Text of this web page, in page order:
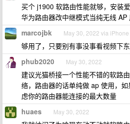
买个 j1900 软路由性能就够，安装
华为路由器改中继模式当纯无线 AP
marcojbk May 30, 2022 via iPhone
够用了，只要别有事没事看视频下东
phub2020 May 30, 2022
建议光猫桥接一个性能不错的软路
络，路由器的话单纯做 ap 使用，
虑你的路由器能连接的最大数量
huaes May 30, 2022